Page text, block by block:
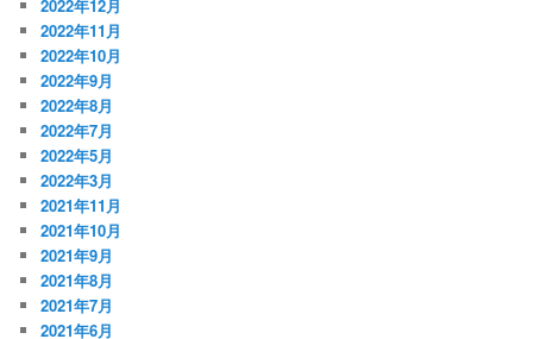
2022年12月
2022年11月
2022年10月
2022年9月
2022年8月
2022年7月
2022年5月
2022年3月
2021年11月
2021年10月
2021年9月
2021年8月
2021年7月
2021年6月